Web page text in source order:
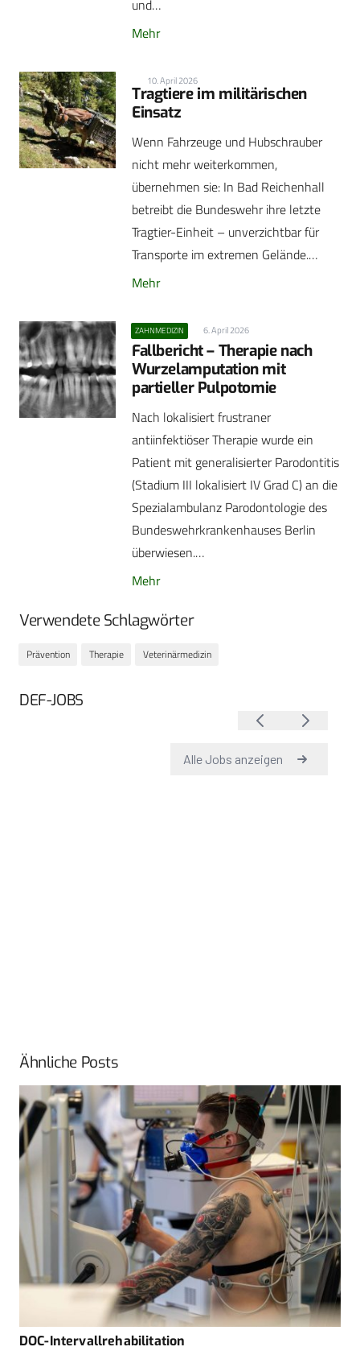
und…
Mehr
10. April 2026
Tragtiere im militärischen
Einsatz
Wenn Fahrzeuge und Hubschrauber
nicht mehr weiterkommen,
übernehmen sie: In Bad Reichenhall
betreibt die Bundeswehr ihre letzte
Tragtier-Einheit – unverzichtbar für
Transporte im extremen Gelände.…
Mehr
ZAHNMEDIZIN 6. April 2026
Fallbericht – Therapie nach
Wurzelamputation mit
partieller Pulpotomie
Nach lokalisiert frustraner
antiinfektiöser Therapie wurde ein
Patient mit generalisierter Parodontitis
(Stadium III lokalisiert IV Grad C) an die
Spezialambulanz Parodontologie des
Bundeswehrkrankenhauses Berlin
überwiesen.…
Mehr
Verwendete Schlagwörter
Prävention Therapie Veterinärmedizin
DEF-JOBS
Ähnliche Posts
DOC-Intervallrehabilitation